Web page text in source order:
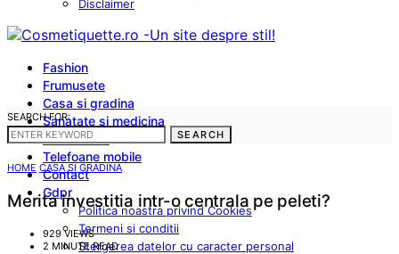
Disclaimer
Fashion
Frumusete
Casa si gradina
Sanatate si medicina
Cum sa fac
Telefoane mobile
Contact
Gdpr
Politica noastra privind Cookies
Termeni si conditii
Stergerea datelor cu caracter personal
SEARCH FOR:
SEARCH
HOME CASA SI GRADINA
Merita investitia intr-o centrala pe peleti?
929 VIEWS
2 MINUTE READ